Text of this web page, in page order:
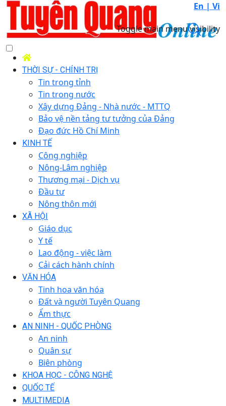
En | Vi
Toggle main menu visibility
THỜI SỰ - CHÍNH TRỊ
Tin trong tỉnh
Tin trong nước
Xây dựng Đảng - Nhà nước - MTTQ
Bảo vệ nền tảng tư tưởng của Đảng
Đạo đức Hồ Chí Minh
KINH TẾ
Công nghiệp
Nông-Lâm nghiệp
Thương mại - Dịch vụ
Đầu tư
Nông thôn mới
XÃ HỘI
Giáo dục
Y tế
Lao động - việc làm
Cải cách hành chính
VĂN HÓA
Tinh hoa văn hóa
Đất và người Tuyên Quang
Ẩm thực
AN NINH - QUỐC PHÒNG
An ninh
Quân sự
Biên phòng
KHOA HỌC - CÔNG NGHỆ
QUỐC TẾ
MULTIMEDIA